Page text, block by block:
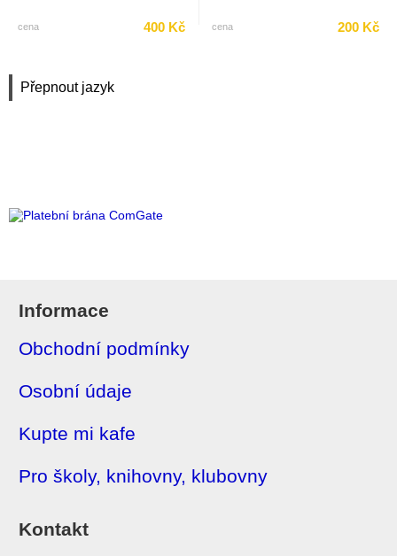
Přepnout jazyk
cena 400 Kč cena 200 Kč
Informace
Obchodní podmínky
Osobní údaje
Kupte mi kafe
Pro školy, knihovny, klubovny
Kontakt